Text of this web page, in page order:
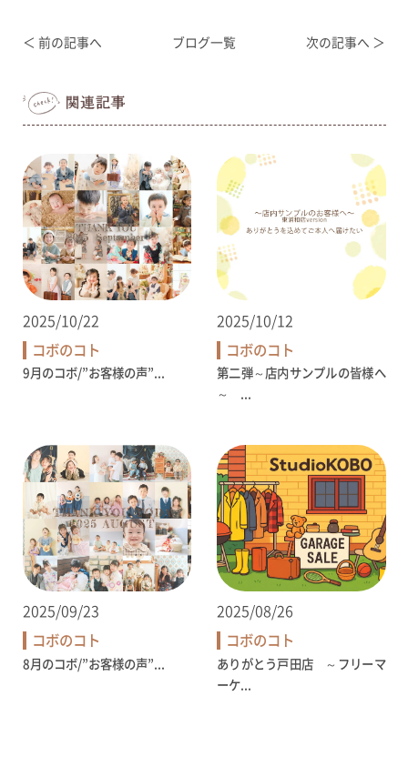
＜ 前の記事へ ブログ一覧 次の記事へ ＞
2025/10/22
コボのコト
9月のコボ/”お客様の声”...
2025/10/12
コボのコト
第二弾～店内サンプルの皆様へ
～ ...
2025/09/23
コボのコト
8月のコボ/”お客様の声”...
2025/08/26
コボのコト
ありがとう戸田店 ～フリーマ
ーケ...